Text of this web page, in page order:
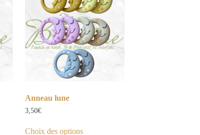
Anneau lune
3,50€
Choix des optionsproduit